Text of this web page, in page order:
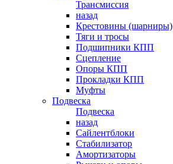
Трансмиссия
назад
Крестовины (шарниры)
Тяги и тросы
Подшипники КПП
Сцепление
Опоры КПП
Прокладки КПП
Муфты
Подвеска
Подвеска
назад
Сайлентблоки
Стабилизатор
Амортизаторы